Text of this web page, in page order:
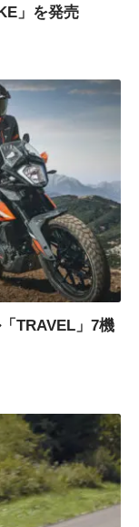
」を発売
TRAVEL」7機